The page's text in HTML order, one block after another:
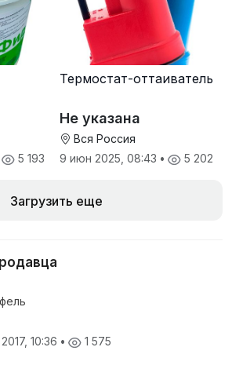
для
5 193
Термостат-оттаиватель
Не указана
Вся Россия
9 июн 2025, 08:43 • 5 202
Загрузить еще
10:36 • 1 575